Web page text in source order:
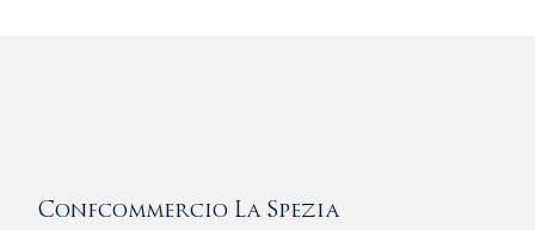
Confcommercio La Spezia